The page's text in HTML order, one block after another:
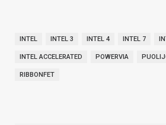
INTEL INTEL 3 INTEL 4 INTEL 7
INTEL ACCELERATED POWERVIA
RIBBONFET